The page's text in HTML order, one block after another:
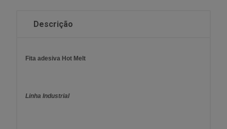
Descrição
Fita adesiva Hot Melt
Linha Industrial